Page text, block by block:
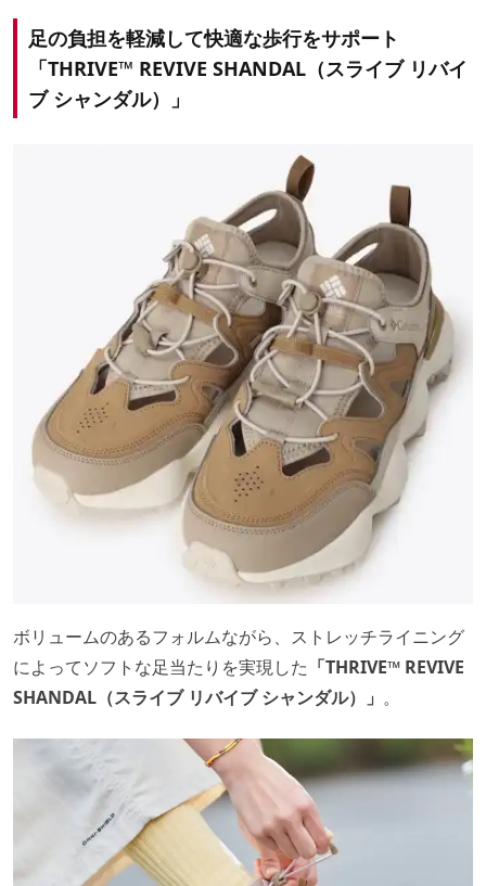
足の負担を軽減して快適な歩行をサポート
「THRIVE™ REVIVE SHANDAL（スライブ リバイ
ブ シャンダル）」
ボリュームのあるフォルムながら、ストレッチライニング
によってソフトな足当たりを実現した 「THRIVE™ REVIVE
SHANDAL（スライブ リバイブ シャンダル）」 。